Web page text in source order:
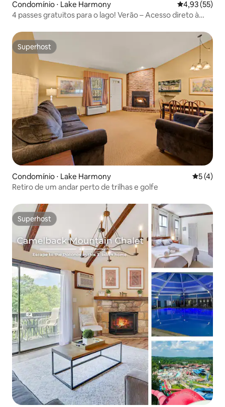
Condomínio ⋅ Lake Harmony 4,93 de uma
4,93 (55)
4 passes gratuitos para o lago! Verão – Acesso direto à
Superhost
Superhost
Condomínio ⋅ Lake Harmony 5 de
5 (4)
Retiro de um andar perto de trilhas e golfe
Superhost
Superhost